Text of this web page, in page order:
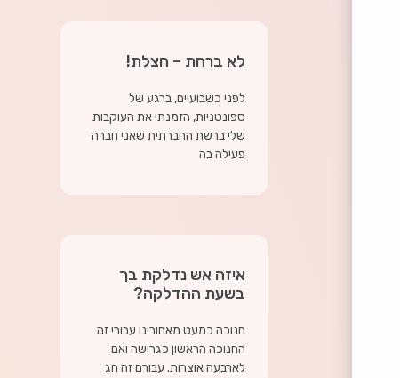
לא ברחת – הצלת!
לפני כשבועיים, ברגע של
ספונטניות, הזמנתי את העוקבות
שלי ברשת החברתית שאני חברה
פעילה בה
איזה אש נדלקת בך
בשעת ההדלקה?
חנוכה כמעט מאחורינו עבורי זה
החנוכה הראשון כגרושה ואם
לארבעה אוצרות. עבורם זה חג